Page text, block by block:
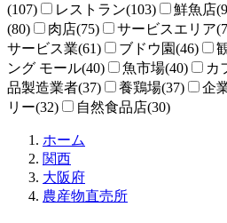
(107)
レストラン(103) 鮮魚店
(80)
肉店(75) サービスエリア
サービス業(61)
ブドウ園(46)
ング モール(40)
魚市場(40) カ
品製造業者(37)
養鶏場(37) 企
リー(32)
自然食品店(30)
ホーム
所
ね
関西
大阪府
農産物直売所